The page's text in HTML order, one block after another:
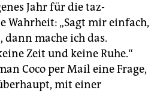
Jahr für die taz-
Wahrheit: „Sagt mir einfach,
dann mache ich das.
Zeit und keine Ruhe.“
Coco per Mail eine Frage,
mit einer